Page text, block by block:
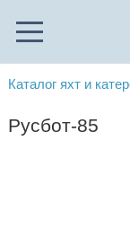
Каталог яхт и
Русбот-85